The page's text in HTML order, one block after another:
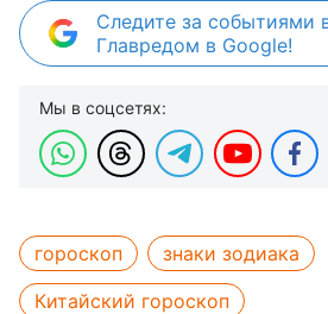
Следите за событиями
Главредом в Google!
Мы в соцсетях:
гороскоп
знаки зодиака
Китайский гороскоп